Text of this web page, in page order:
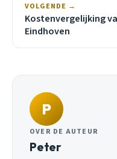
VOLGENDE →
Kostenvergelijking
Eindhoven
P
OVER DE AUTEUR
Peter